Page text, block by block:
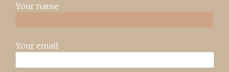
Your name
Your email